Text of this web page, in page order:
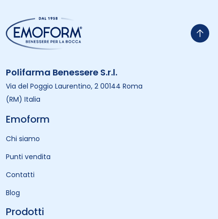
Polifarma Benessere S.r.l.
Via del Poggio Laurentino, 2 00144 Roma
(RM) Italia
Emoform
Chi siamo
Punti vendita
Contatti
Blog
Prodotti